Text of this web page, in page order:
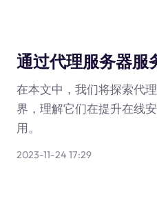
通过代理服务器服
在本文中，我们将探索代
界，理解它们在提升在线
用。
2023-11-24 17:29